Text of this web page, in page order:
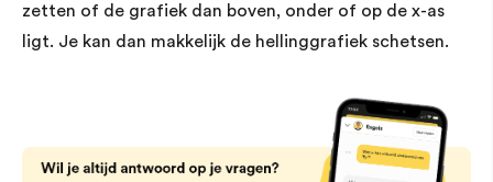
zetten of de grafiek dan boven, onder of op de x-as
ligt. Je kan dan makkelijk de hellinggrafiek schetsen.